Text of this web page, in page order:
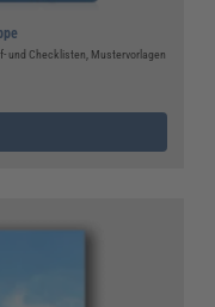
und Checklisten, Mustervorlagen